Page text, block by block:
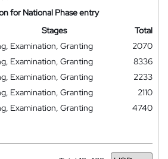
for National Phase entry
Stages
Total
Examination, Granting
2070
Examination, Granting
8336
Examination, Granting
2233
Examination, Granting
2110
Examination, Granting
4740